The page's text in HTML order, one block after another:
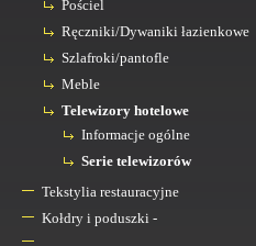
Pościel
Ręczniki/Dywaniki łazienkowe
Szlafroki/pantofle
Meble
Telewizory hotelowe
Informacje ogólne
Serie telewizorów
Tekstylia restauracyjne
Kołdry i poduszki -